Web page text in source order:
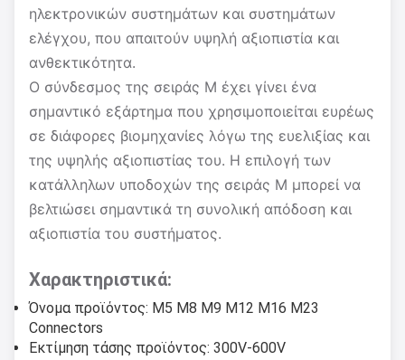
ηλεκτρονικών συστημάτων και συστημάτων
ελέγχου, που απαιτούν υψηλή αξιοπιστία και
ανθεκτικότητα.
Ο σύνδεσμος της σειράς M έχει γίνει ένα
σημαντικό εξάρτημα που χρησιμοποιείται ευρέως
σε διάφορες βιομηχανίες λόγω της ευελιξίας και
της υψηλής αξιοπιστίας του. Η επιλογή των
κατάλληλων υποδοχών της σειράς M μπορεί να
βελτιώσει σημαντικά τη συνολική απόδοση και
αξιοπιστία του συστήματος.
Χαρακτηριστικά:
Όνομα προϊόντος: M5 M8 M9 M12 M16 M23
Connectors
Εκτίμηση τάσης προϊόντος: 300V-600V